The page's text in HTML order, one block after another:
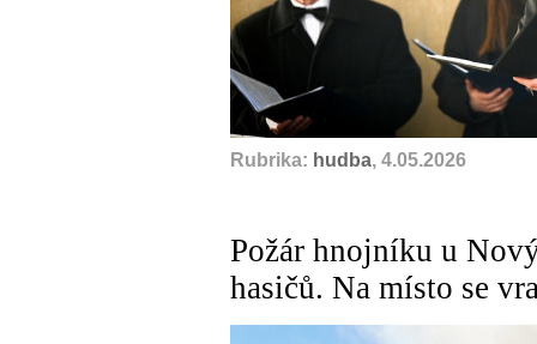
Rubrika: hudba, 4.05.2026
Požár hnojníku u
hasičů. Na místo se